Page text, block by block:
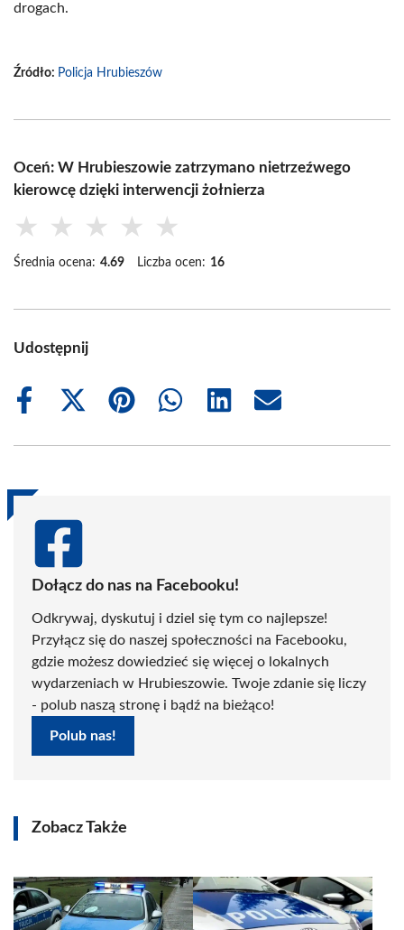
drogach.
Źródło: Policja Hrubieszów
Oceń: W Hrubieszowie zatrzymano nietrzeźwego
kierowcę dzięki interwencji żołnierza
★ ★ ★ ★ ★
Średnia ocena: 4.69 Liczba ocen: 16
Udostępnij
Share
Share
(Twitter)
Share
Share
Share
Share
Dołącz do nas na Facebooku!
Odkrywaj, dyskutuj i dziel się tym co najlepsze!
Przyłącz się do naszej społeczności na Facebooku,
gdzie możesz dowiedzieć się więcej o lokalnych
wydarzeniach w Hrubieszowie. Twoje zdanie się liczy
- polub naszą stronę i bądź na bieżąco!
Polub nas!
Zobacz Także